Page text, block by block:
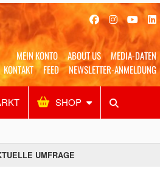
MEIN KONTO ABOUT US
MEDIA-DATEN
KONTAKT
FEED NEWSLETTER-ANMELDUNG
SHOP
Alles Shop SUCHEN
UMFRAGE